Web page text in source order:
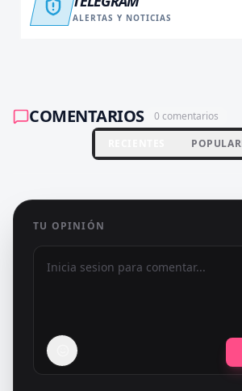
ALERTAS Y NOTICIAS
COMENTARIOS 0 comentarios
TU OPINIÓN